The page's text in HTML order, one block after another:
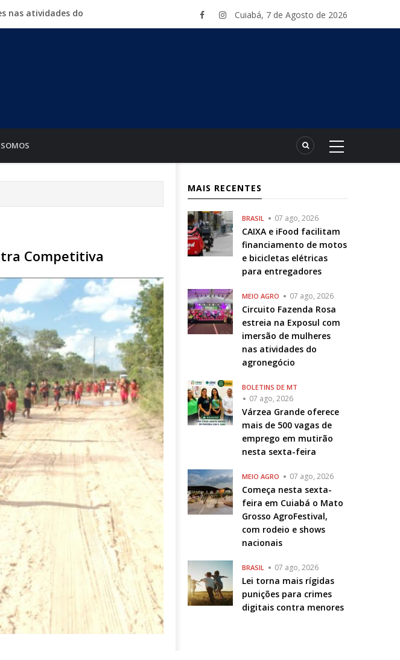
nas atividades do
para entregadores
Cuiabá, 7 de Agosto de 2026
Competitiva
MAIS RECENTES
BRASIL 07 ago, 2026
CAIXA e iFood facilitam
financiamento de motos
e bicicletas elétricas
para entregadores
MEIO AGRO 07 ago, 2026
Circuito Fazenda Rosa
estreia na Exposul com
imersão de mulheres
nas atividades do
agronegócio
BOLETINS DE MT
07 ago, 2026
Várzea Grande oferece
mais de 500 vagas de
emprego em mutirão
nesta sexta-feira
MEIO AGRO 07 ago, 2026
Começa nesta sexta-
feira em Cuiabá o Mato
Grosso AgroFestival,
com rodeio e shows
nacionais
BRASIL 07 ago, 2026
Lei torna mais rígidas
punições para crimes
digitais contra menores